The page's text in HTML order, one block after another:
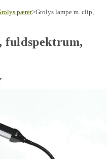
pærer>Grolys lampe m. clip,
fuldspektrum,